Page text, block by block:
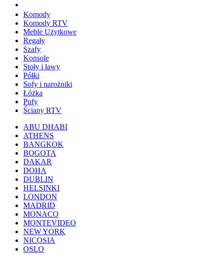
Komody
Komody RTV
Meble Użytkowe
Regały
Szafy
Konsole
Stoły i ławy
Półki
Sofy i narożniki
Łóżka
Pufy
Ściany RTV
ABU DHABI
ATHENS
BANGKOK
BOGOTA
DAKAR
DOHA
DUBLIN
HELSINKI
LONDON
MADRID
MONACO
MONTEVIDEO
NEW YORK
NICOSIA
OSLO